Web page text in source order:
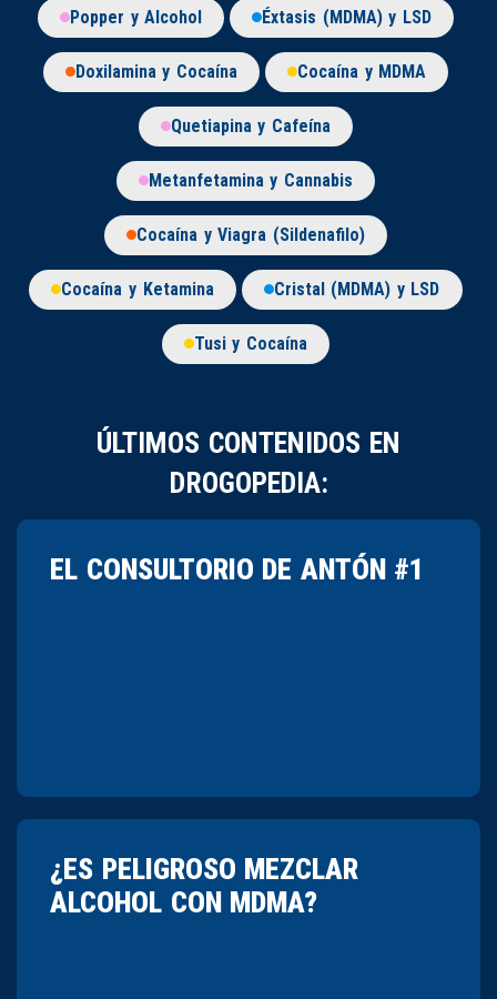
Popper y Alcohol Éxtasis (MDMA) y LSD
Doxilamina y Cocaína Cocaína y MDMA
Quetiapina y Cafeína
Metanfetamina y Cannabis
Cocaína y Viagra (Sildenafilo)
Cocaína y Ketamina Cristal (MDMA) y LSD
Tusi y Cocaína
ÚLTIMOS CONTENIDOS EN
DROGOPEDIA:
EL CONSULTORIO DE ANTÓN #1
¿ES PELIGROSO MEZCLAR
ALCOHOL CON MDMA?